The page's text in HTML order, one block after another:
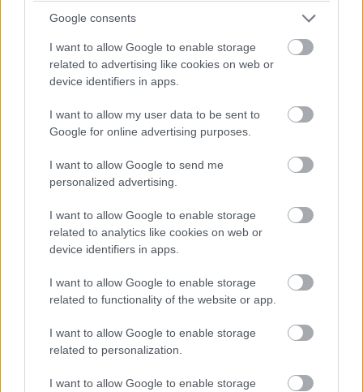
Google consents
I want to allow Google to enable storage
related to advertising like cookies on web or
device identifiers in apps.
I want to allow my user data to be sent to
Google for online advertising purposes.
I want to allow Google to send me
personalized advertising.
I want to allow Google to enable storage
related to analytics like cookies on web or
device identifiers in apps.
I want to allow Google to enable storage
related to functionality of the website or app.
I want to allow Google to enable storage
related to personalization.
I want to allow Google to enable storage
akciósorozatban szerepel
Molnár Dávid |2022 május 24. 10:00
A Rabbit Hole című szériában az üzleti
kémkedés világában merülhetnek el a nézők.
Kiefer Sutherland egy életre
bebiztosította helyét az akciószínészek között,
hamarosan pedig újabb akció-thrillerben láthatjuk
Hole címre hallgató projektben Sutherland egy John Weir
nevű magánkémet alakít, akire felsőbb hatalmak egy
gyilkosságot akarnak rákenni. Csakhamar kiderül, hogy a
háttérben egy olyan csoport húzódik meg, amely az